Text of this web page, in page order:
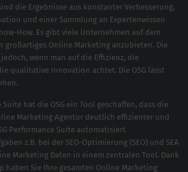
die Ergebnisse aus konstanter Verbesserung,
und einer Sammlung an Expertenwissen
How. Es gibt viele Unternehmen auf dem
großartiges Online Marketing anzubieten. Die
wenn man auf die Effizienz, die
qualitative Innovation achtet. Die OSG lässt
Suite hat die OSG ein Tool geschaffen, dass die
Marketing Agentur deutlich effizienter und
Performance Suite automatisiert
z.B. bei der SEO-Optimierung (SEO) und SEA
Marketing Daten in einem zentralen Tool. Dank
haben Sie Ihre gesamten Online Marketing